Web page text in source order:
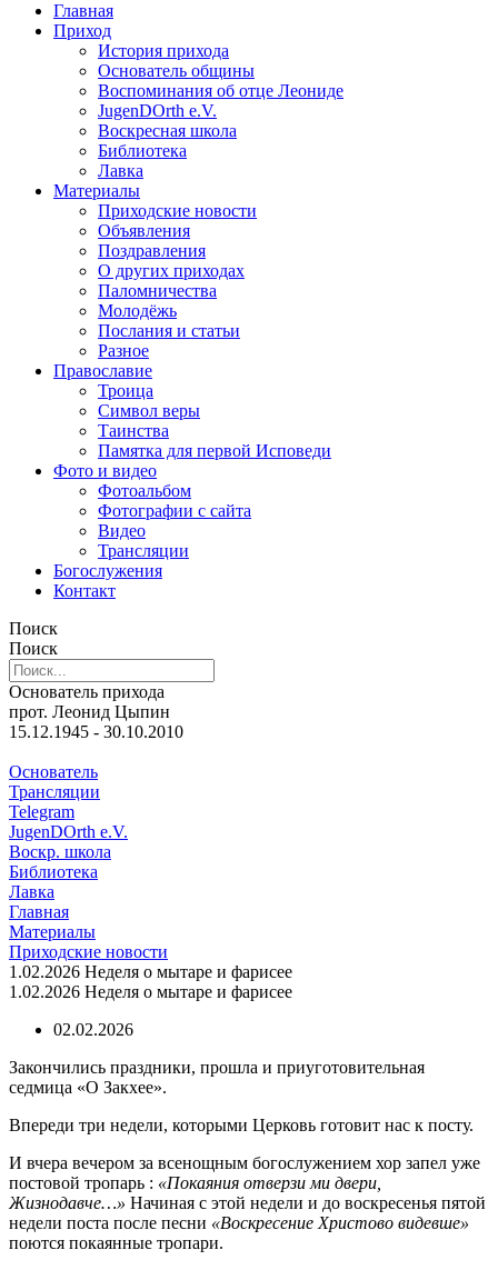
Главная
Приход
История прихода
Основатель общины
Воспоминания об отце Леониде
JugenDOrth e.V.
Воскресная школа
Библиотека
Лавка
Материалы
Приходские новости
Объявления
Поздравления
О других приходах
Паломничества
Молодёжь
Послания и статьи
Разное
Православие
Троица
Символ веры
Таинства
Памятка для первой Исповеди
Фото и видео
Фотоальбом
Фотографии с сайта
Видео
Трансляции
Богослужения
Контакт
Поиск
Поиск
Основатель прихода
прот. Леонид Цыпин
15.12.1945 - 30.10.2010
Основатель
Трансляции
Telegram
JugenDOrth e.V.
Воскр. школа
Библиотека
Лавка
Главная
Материалы
Приходские новости
1.02.2026 Неделя о мытаре и фарисее
1.02.2026 Неделя о мытаре и фарисее
02.02.2026
Закончились праздники, прошла и приуготовительная
седмица «О Закхее».
Впереди три недели, которыми Церковь готовит нас к посту.
И вчера вечером за всенощным богослужением хор запел уже
постовой тропарь : «Покаяния отверзи ми двери,
Жизнодавче…» Начиная с этой недели и до воскресенья пятой
недели поста после песни «Воскресение Христово видевше»
поются покаянные тропари.